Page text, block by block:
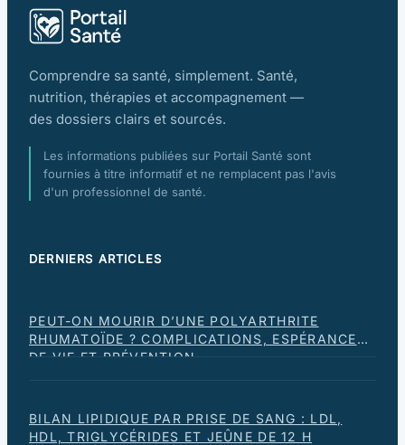
Comprendre sa santé, simplement. Santé,
nutrition, thérapies et accompagnement —
des dossiers clairs et sourcés.
Les informations publiées sur Portail Santé sont
fournies à titre informatif et ne remplacent pas l'avis
d'un professionnel de santé.
DERNIERS ARTICLES
PEUT-ON MOURIR D’UNE POLYARTHRITE
RHUMATOÏDE ? COMPLICATIONS, ESPÉRANCE
DE VIE ET PRÉVENTION
BILAN LIPIDIQUE PAR PRISE DE SANG : LDL,
HDL, TRIGLYCÉRIDES ET JEÛNE DE 12 H